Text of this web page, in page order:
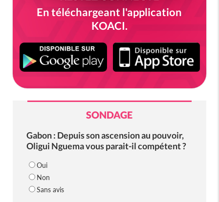
En téléchargeant l'application
KOACI.
SONDAGE
Gabon : Depuis son ascension au pouvoir,
Oligui Nguema vous parait-il compétent ?
Oui
Non
Sans avis